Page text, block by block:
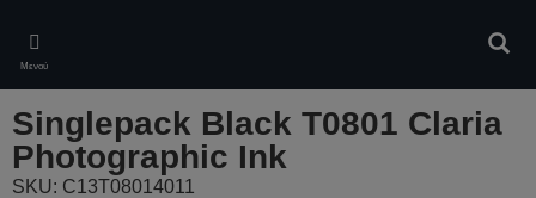
main
content
Μενού
Singlepack Black T0801 Claria
Photographic Ink
SKU: C13T08014011